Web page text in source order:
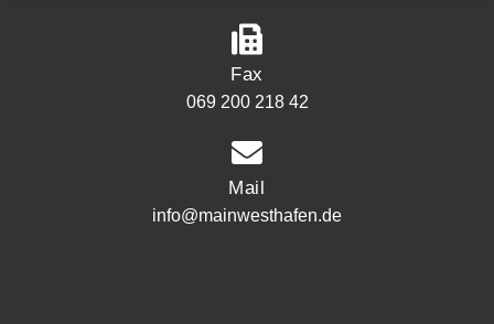
Fax
069 200 218 42
Mail
info@mainwesthafen.de